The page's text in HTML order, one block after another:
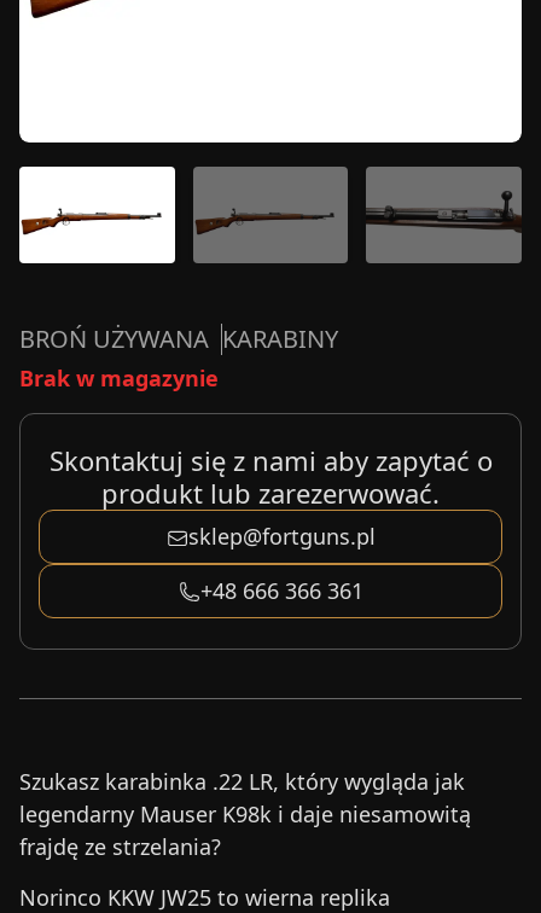
BROŃ UŻYWANA KARABINY
Brak w magazynie
Skontaktuj się z nami aby zapytać o
produkt lub zarezerwować.
sklep@fortguns.pl
+48 666 366 361
Szukasz karabinka .22 LR, który wygląda jak
legendarny Mauser K98k i daje niesamowitą
frajdę ze strzelania?
Norinco KKW JW25 to wierna replika